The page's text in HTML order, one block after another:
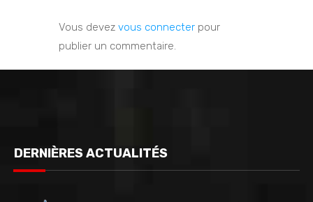
Vous devez vous connecter pour
publier un commentaire.
DERNIÈRES ACTUALITÉS